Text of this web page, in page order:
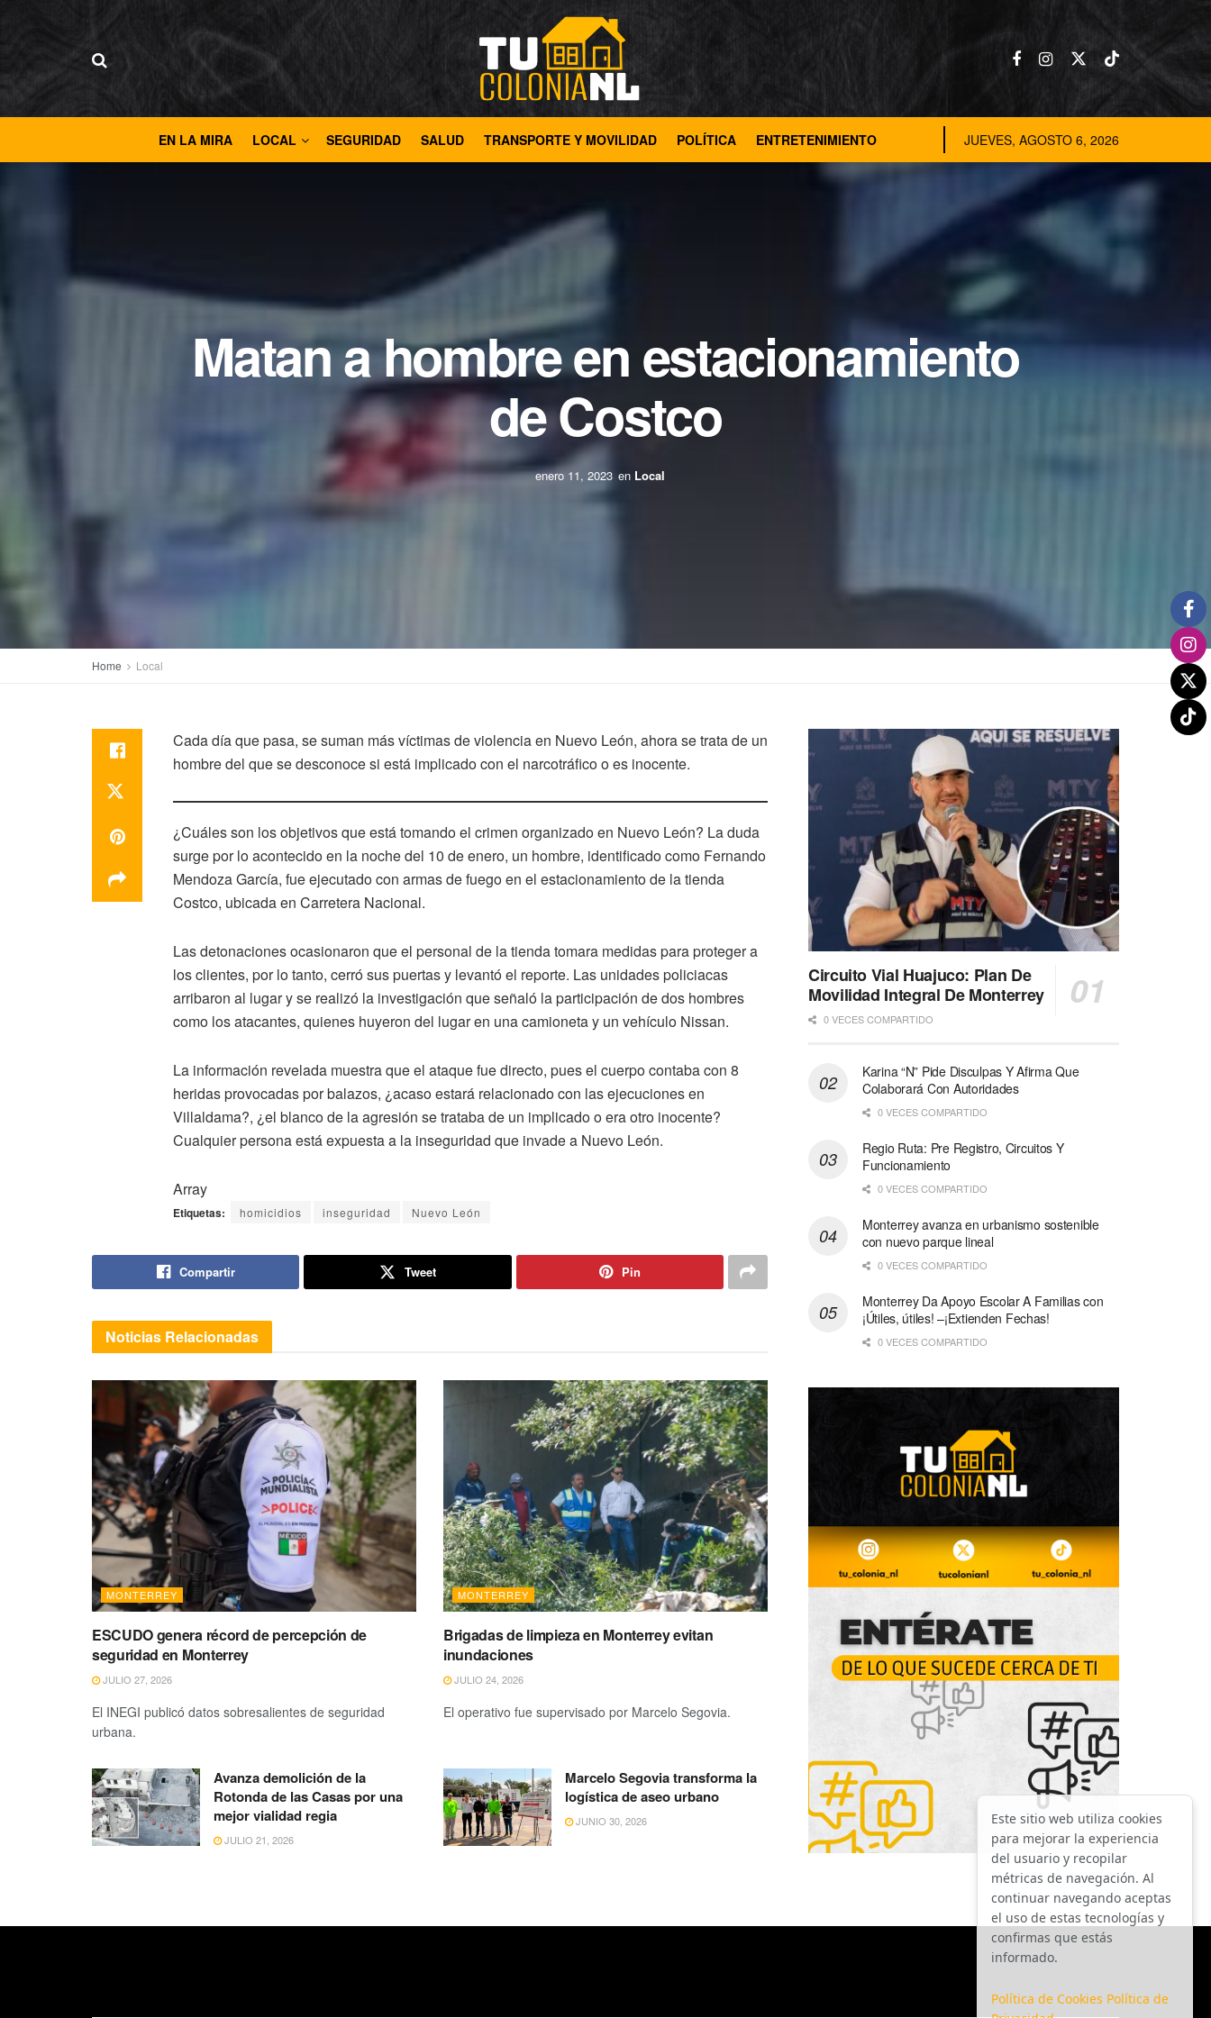
EN LA MIRA LOCAL SEGURIDAD SALUD TRANSPORTE Y MOVILIDAD POLÍTICA ENTRETENIMIENTO JUEVES, AGOSTO 6, 2026
Matan a hombre en estacionamiento
de Costco
enero 11, 2023 en Local
Home Local
Cada día que pasa, se suman más víctimas de violencia en Nuevo León, ahora se trata de un
hombre del que se desconoce si está implicado con el narcotráfico o es inocente.
¿Cuáles son los objetivos que está tomando el crimen organizado en Nuevo León? La duda
surge por lo acontecido en la noche del 10 de enero, un hombre, identificado como Fernando
Mendoza García, fue ejecutado con armas de fuego en el estacionamiento de la tienda
Costco, ubicada en Carretera Nacional.
Las detonaciones ocasionaron que el personal de la tienda tomara medidas para proteger a
los clientes, por lo tanto, cerró sus puertas y levantó el reporte. Las unidades policiacas
arribaron al lugar y se realizó la investigación que señaló la participación de dos hombres
como los atacantes, quienes huyeron del lugar en una camioneta y un vehículo Nissan.
La información revelada muestra que el ataque fue directo, pues el cuerpo contaba con 8
heridas provocadas por balazos, ¿acaso estará relacionado con las ejecuciones en
Villaldama?, ¿el blanco de la agresión se trataba de un implicado o era otro inocente?
Cualquier persona está expuesta a la inseguridad que invade a Nuevo León.
Array
Etiquetas: homicidios inseguridad Nuevo León
Compartir Tweet Pin
Noticias Relacionadas
MONTERREY
ESCUDO genera récord de percepción de
seguridad en Monterrey
JULIO 27, 2026
El INEGI publicó datos sobresalientes de seguridad
urbana.
MONTERREY
Brigadas de limpieza en Monterrey evitan
inundaciones
JULIO 24, 2026
El operativo fue supervisado por Marcelo Segovia.
Avanza demolición de la
Rotonda de las Casas por una
mejor vialidad regia
JULIO 21, 2026
Marcelo Segovia transforma la
logística de aseo urbano
JUNIO 30, 2026
Circuito Vial Huajuco: Plan De
Movilidad Integral De Monterrey
0 VECES COMPARTIDO
Karina “N” Pide Disculpas Y Afirma Que
Colaborará Con Autoridades
0 VECES COMPARTIDO
Regio Ruta: Pre Registro, Circuitos Y
Funcionamiento
0 VECES COMPARTIDO
Monterrey avanza en urbanismo sostenible
con nuevo parque lineal
0 VECES COMPARTIDO
Monterrey Da Apoyo Escolar A Familias con
¡Útiles, útiles! –¡Extienden Fechas!
0 VECES COMPARTIDO
Este sitio web utiliza cookies
para mejorar la experiencia
del usuario y recopilar
métricas de navegación. Al
continuar navegando aceptas
el uso de estas tecnologías y
confirmas que estás
informado.
Política de Cookies Política de